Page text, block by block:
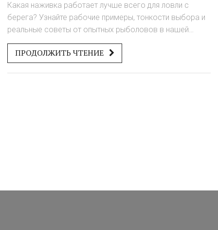
Какая наживка работает лучше всего для ловли с
берега? Узнайте рабочие примеры, тонкости выбора и
реальные советы от опытных рыболовов в нашей
статье.
ПРОДОЛЖИТЬ ЧТЕНИЕ